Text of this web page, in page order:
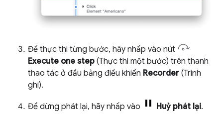
Để thực thi từng bước, hãy nhấp vào nút
Execute one step (Thực thi một bước) trên thanh
thao tác ở đầu bảng điều khiển Recorder (Trình
ghi).
Để dừng phát lại, hãy nhấp vào Huỷ phát lại.